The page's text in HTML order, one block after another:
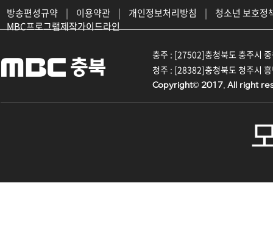
방송편성규약 | 이용약관 | 개인정보처리방침 |
청소년 보호정
MBC프로그램제작가이드라인
충주 : [27502]충청북도 충주시
청주 : [28382]충청북도 청주시
Copyright© 2017. All right